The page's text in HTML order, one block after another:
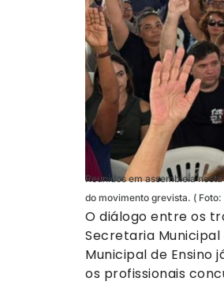
Reunidos em assembleia
do movimento grevista. (
O diálogo entre os
Secretaria Municipal
Municipal de Ensino
os profissionais